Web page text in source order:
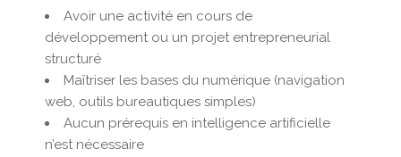
Avoir une activité en cours de
développement ou un projet entrepreneurial
structuré
Maîtriser les bases du numérique (navigation
web, outils bureautiques simples)
Aucun prérequis en intelligence artificielle
n’est nécessaire